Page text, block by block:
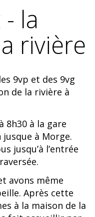
la
rivière
9vp et des 9vg
de la rivière à
8h30 à la gare
à Morge.
jusqu’à l’entrée
avons même
Après cette
à la maison de la